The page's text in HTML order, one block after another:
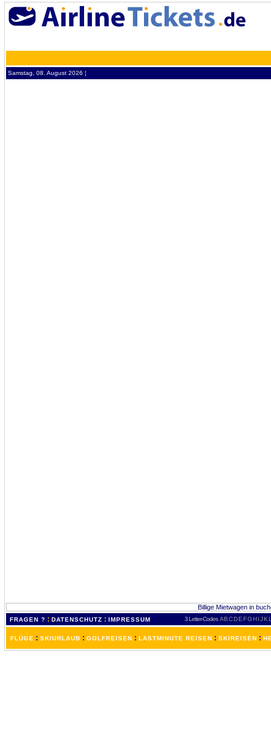
Samstag, 08. August 2026 ¦
Billige Mietwagen in
FRAGEN ? : DATENSCHUTZ : IMPRESSUM 3 Letter-Codes ABCDEFGH IJKL
FLÜGE : SKIURLAUB : GOLFREISEN : LASTMINUTE REISEN : SKIREISEN :